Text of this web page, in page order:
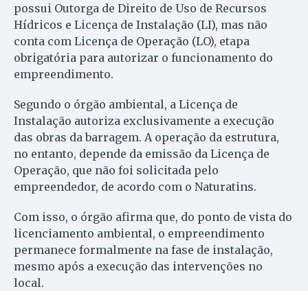
possui Outorga de Direito de Uso de Recursos
Hídricos e Licença de Instalação (LI), mas não
conta com Licença de Operação (LO), etapa
obrigatória para autorizar o funcionamento do
empreendimento.
Segundo o órgão ambiental, a Licença de
Instalação autoriza exclusivamente a execução
das obras da barragem. A operação da estrutura,
no entanto, depende da emissão da Licença de
Operação, que não foi solicitada pelo
empreendedor, de acordo com o Naturatins.
Com isso, o órgão afirma que, do ponto de vista do
licenciamento ambiental, o empreendimento
permanece formalmente na fase de instalação,
mesmo após a execução das intervenções no
local.